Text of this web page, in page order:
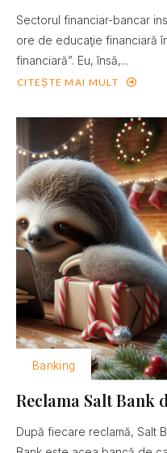
Sectorul financiar-bancar
ore de educaţie financiară
financiară”. Eu, însă,...
CITEȘTE MAI MULT
Banking
Reclama Salt Bank
După fiecare reclamă, Salt